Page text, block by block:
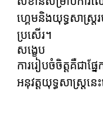
ហ្គេមនិងយុទ្ធសាស្ត្
ប្រសើរ។
សង្ខេប
ការរៀបចំចិត្តគឺជាផ្ន
អនុវត្តយុទ្ធសាស្ត្រនេ